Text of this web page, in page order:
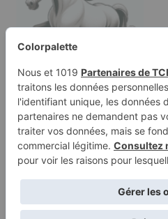
Page à colorier d'un
cheval, destrier royal
galopant…